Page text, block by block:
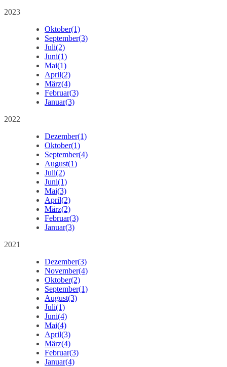
2023
Oktober(1)
September(3)
Juli(2)
Juni(1)
Mai(1)
April(2)
März(4)
Februar(3)
Januar(3)
2022
Dezember(1)
Oktober(1)
September(4)
August(1)
Juli(2)
Juni(1)
Mai(3)
April(2)
März(2)
Februar(3)
Januar(3)
2021
Dezember(3)
November(4)
Oktober(2)
September(1)
August(3)
Juli(1)
Juni(4)
Mai(4)
April(3)
März(4)
Februar(3)
Januar(4)